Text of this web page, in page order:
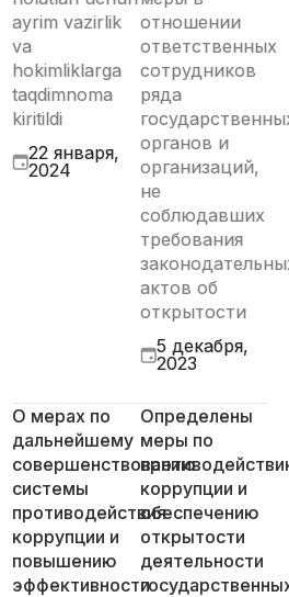
ayrim vazirlik
va
hokimliklarga
taqdimnoma
kiritildi
22 января,
2024
отношении
ответственных
сотрудников
ряда
органов и
организаций,
не
соблюдавших
требования
актов об
открытости
5 декабря,
2023
О мерах по
дальнейшему
совершенствованию
системы
противодействия
коррупции и
повышению
эффективности
Определены
меры по
коррупции и
обеспечению
открытости
деятельности